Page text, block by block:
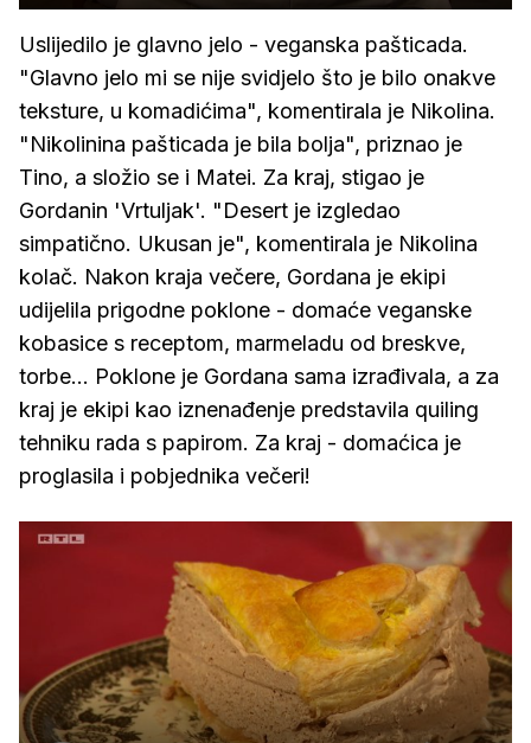
Uslijedilo je glavno jelo - veganska pašticada.
"Glavno jelo mi se nije svidjelo što je bilo onakve
teksture, u komadićima", komentirala je Nikolina.
"Nikolinina pašticada je bila bolja", priznao je
Tino, a složio se i Matei. Za kraj, stigao je
Gordanin 'Vrtuljak'. "Desert je izgledao
simpatično. Ukusan je", komentirala je Nikolina
kolač. Nakon kraja večere, Gordana je ekipi
udijelila prigodne poklone - domaće veganske
kobasice s receptom, marmeladu od breskve,
torbe... Poklone je Gordana sama izrađivala, a za
kraj je ekipi kao iznenađenje predstavila quiling
tehniku rada s papirom. Za kraj - domaćica je
proglasila i pobjednika večeri!